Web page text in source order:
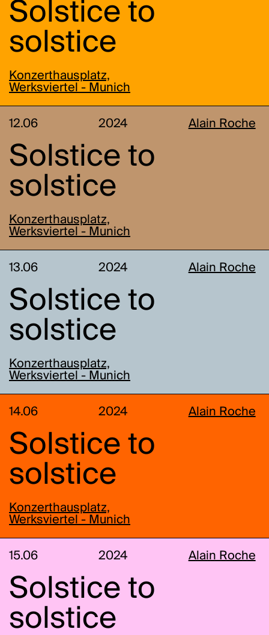
Solstice to
solstice
Konzerthausplatz,
Werksviertel - Munich
12.06 2024 Alain Roche
Solstice to
solstice
Konzerthausplatz,
Werksviertel - Munich
13.06 2024 Alain Roche
Solstice to
solstice
Konzerthausplatz,
Werksviertel - Munich
14.06 2024 Alain Roche
Solstice to
solstice
Konzerthausplatz,
Werksviertel - Munich
15.06 2024 Alain Roche
Solstice to
solstice